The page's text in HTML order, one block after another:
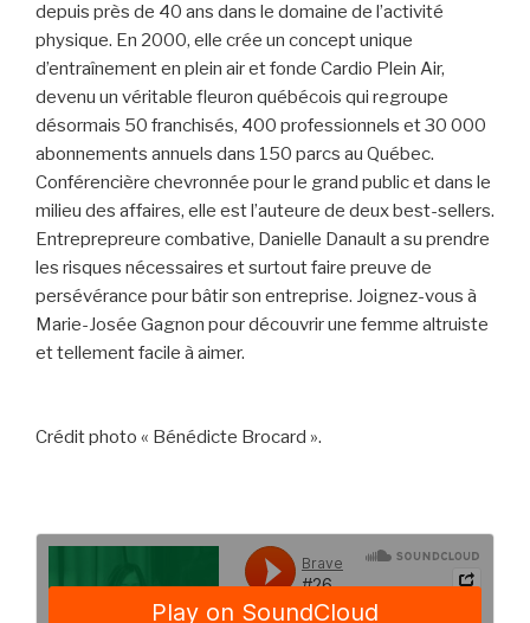
depuis près de 40 ans dans le domaine de l’activité
physique. En 2000, elle crée un concept unique
d’entraînement en plein air et fonde Cardio Plein Air,
devenu un véritable fleuron québécois qui regroupe
désormais 50 franchisés, 400 professionnels et 30 000
abonnements annuels dans 150 parcs au Québec.
Conférencière chevronnée pour le grand public et dans le
milieu des affaires, elle est l’auteure de deux best-sellers.
Entreprepreure combative, Danielle Danault a su prendre
les risques nécessaires et surtout faire preuve de
persévérance pour bâtir son entreprise. Joignez-vous à
Marie-Josée Gagnon pour découvrir une femme altruiste
et tellement facile à aimer.
Créditphoto « Bénédicte Brocard ».